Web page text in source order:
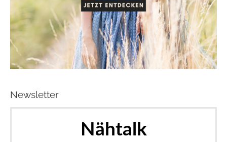
Newsletter
Nähtalk